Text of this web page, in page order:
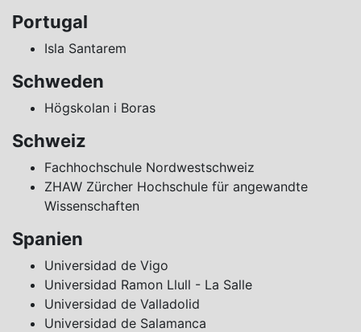
Portugal
Isla Santarem
Schweden
Högskolan i Boras
Schweiz
Fachhochschule Nordwestschweiz
ZHAW Zürcher Hochschule für angewandte
Wissenschaften
Spanien
Universidad de Vigo
Universidad Ramon Llull - La Salle
Universidad de Valladolid
Universidad de Salamanca